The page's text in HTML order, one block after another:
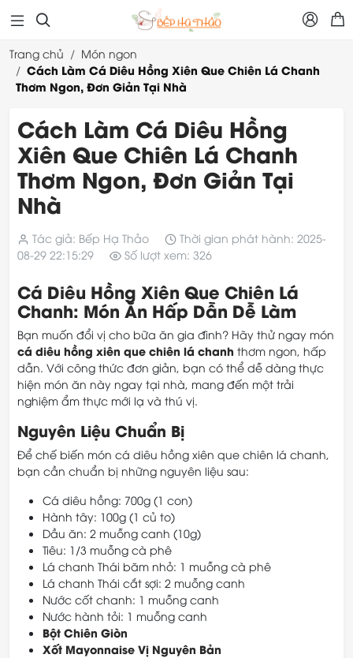
  
Trang chủ Món ngon
Cách Làm Cá Diêu Hồng Xiên Que Chiên Lá Chanh
Thơm Ngon, Đơn Giản Tại Nhà
Cách Làm Cá Diêu Hồng
Xiên Que Chiên Lá Chanh
Thơm Ngon, Đơn Giản Tại
Nhà
Tác giả: Bếp Hạ Thảo
Thời gian phát hành: 2025-
08-29 22:15:29
Số lượt xem: 326
Cá Diêu Hồng Xiên Que Chiên Lá
Chanh: Món Ăn Hấp Dẫn Dễ Làm
Bạn muốn đổi vị cho bữa ăn gia đình? Hãy thử ngay món
cá diêu hồng xiên que chiên lá chanh thơm ngon, hấp
dẫn. Với công thức đơn giản, bạn có thể dễ dàng thực
hiện món ăn này ngay tại nhà, mang đến một trải
nghiệm ẩm thực mới lạ và thú vị.
Nguyên Liệu Chuẩn Bị
Để chế biến món cá diêu hồng xiên que chiên lá chanh,
bạn cần chuẩn bị những nguyên liệu sau:
Cá diêu hồng: 700g (1 con)
Hành tây: 100g (1 củ to)
Dầu ăn: 2 muỗng canh (10g)
Tiêu: 1/3 muỗng cà phê
Lá chanh Thái băm nhỏ: 1 muỗng cà phê
Lá chanh Thái cắt sợi: 2 muỗng canh
Nước cốt chanh: 1 muỗng canh
Nước hành tỏi: 1 muỗng canh
Bột Chiên Giòn
Xốt Mayonnaise Vị Nguyên Bản